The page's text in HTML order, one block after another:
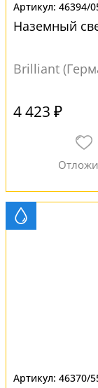
46394/
Наземный
Brilliant
4 423 ₽
46370/